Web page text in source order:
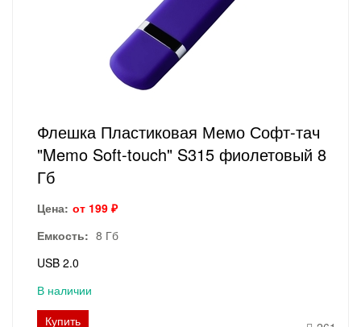
Флешка Пластиковая Мемо Софт-тач
"Memo Soft-touch" S315 фиолетовый 8
Гб
Цена: от 199 ₽
Емкость: 8 Гб
USB 2.0
В наличии
Купить